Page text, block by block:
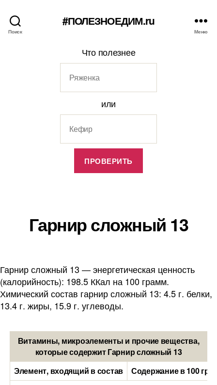
Поиск
#ПОЛЕЗНОЕДИМ.ru
Меню
Что полезнее
или
Гарнир сложный 13
Гарнир сложный 13 — энергетическая ценность
(калорийность): 198.5 ККал на 100 грамм.
Химический состав гарнир сложный 13: 4.5 г. белки,
13.4 г. жиры, 15.9 г. углеводы.
Витамины, микроэлементы и прочие вещества,
которые содержит Гарнир сложный 13
Элемент, входящий в состав
Содержание в 100